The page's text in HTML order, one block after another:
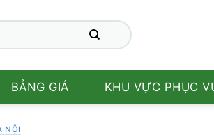
BẢNG GIÁ KHU VỰC PHỤC
NỘI